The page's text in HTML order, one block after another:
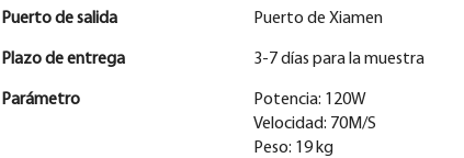
Puerto de salida Puerto de Xiamen
Plazo de entrega 3-7 días para la muestra
Parámetro
Potencia: 120W
Velocidad: 70M/S
Peso: 19 kg